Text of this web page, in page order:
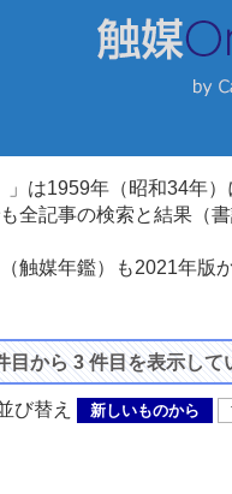
」は1959年（昭和34年
全記事の検索と結果（
触媒年鑑）も2021年
目から 3 件目を表示して
替え 新しいものから